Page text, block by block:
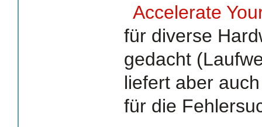
Accelerate
für diverse
gedacht
liefert aber
für die